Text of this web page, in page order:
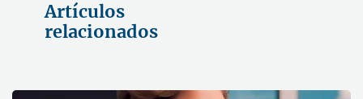
Artículos
relacionados